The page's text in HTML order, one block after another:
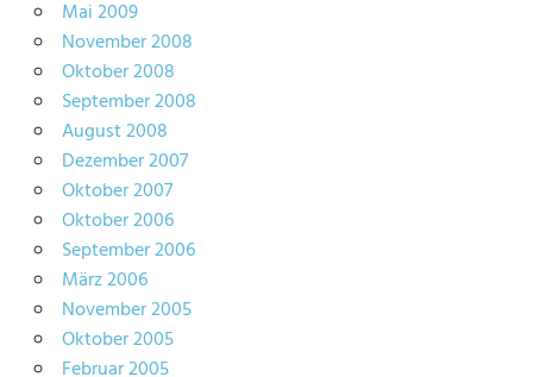
Mai 2009
November 2008
Oktober 2008
September 2008
August 2008
Dezember 2007
Oktober 2007
Oktober 2006
September 2006
März 2006
November 2005
Oktober 2005
Februar 2005